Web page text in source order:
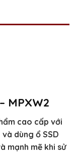
MPXW2
cao cấp với
dùng ổ SSD
mạnh mẽ khi sử